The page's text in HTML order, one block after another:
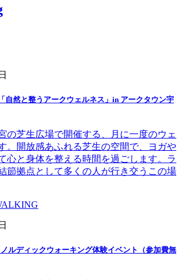
自然と整うアークウェルネス」in アークタウン宇
の芝生広場で開催する、月に一度のウェ
。開放感あふれる芝生の空間で、ヨガや
心と身体を整える時間を過ごします。ラ
節拠点として多くの人が行き交うこの場
ノルディックウォーキング体験イベント（参加費無